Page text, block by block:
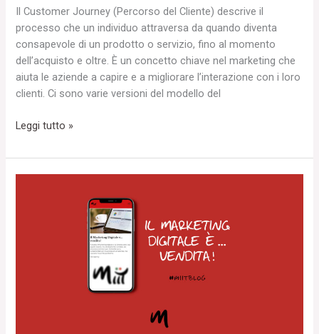
Il Customer Journey (Percorso del Cliente) descrive il
processo che un individuo attraversa da quando diventa
consapevole di un prodotto o servizio, fino al momento
dell’acquisto e oltre. È un concetto chiave nel marketing che
aiuta le aziende a capire e a migliorare l’interazione con i loro
clienti. Ci sono varie versioni del modello del
Leggi tutto »